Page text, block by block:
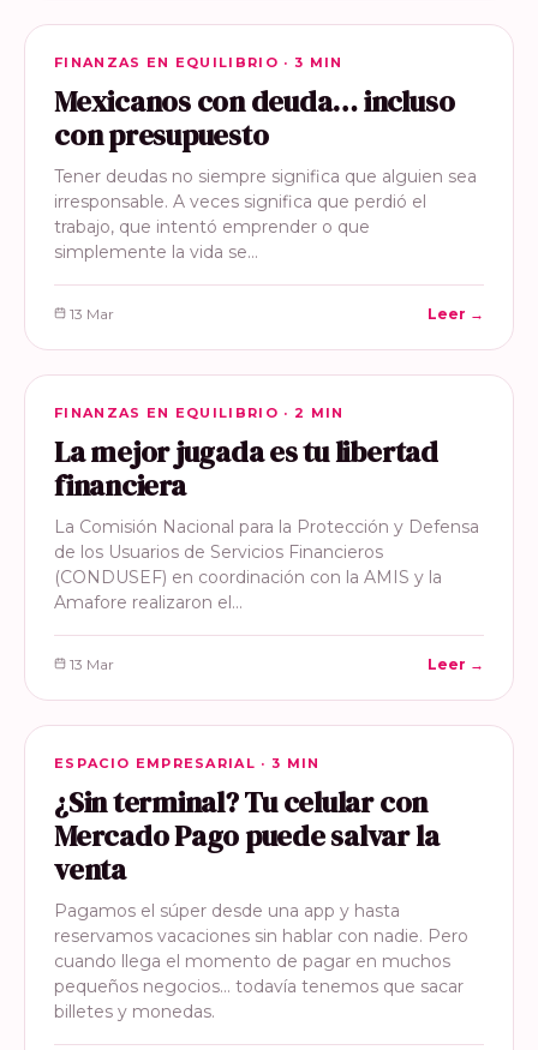
FINANZAS EN EQUILIBRIO
FINANZAS EN EQUILIBRIO · 3 MIN
Mexicanos con deuda… incluso
con presupuesto
Tener deudas no siempre significa que alguien sea
irresponsable. A veces significa que perdió el
trabajo, que intentó emprender o que
simplemente la vida se…
13 Mar Leer →
FINANZAS EN EQUILIBRIO
FINANZAS EN EQUILIBRIO · 2 MIN
La mejor jugada es tu libertad
financiera
La Comisión Nacional para la Protección y Defensa
de los Usuarios de Servicios Financieros
(CONDUSEF) en coordinación con la AMIS y la
Amafore realizaron el…
13 Mar Leer →
ESPACIO EMPRESARIAL
ESPACIO EMPRESARIAL · 3 MIN
¿Sin terminal? Tu celular con
Mercado Pago puede salvar la
venta
Pagamos el súper desde una app y hasta
reservamos vacaciones sin hablar con nadie. Pero
cuando llega el momento de pagar en muchos
pequeños negocios… todavía tenemos que sacar
billetes y monedas.